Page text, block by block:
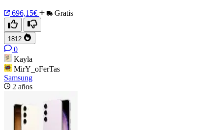
696,15€ Gratis
1812
0
Kayla
MirY_oFerTas
Samsung
2 años